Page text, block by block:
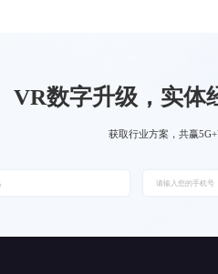
VR数字升级，实体
获取行业方案，共赢